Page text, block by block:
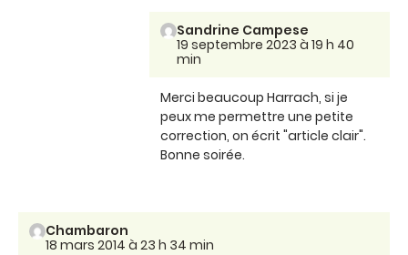
Sandrine Campese
19 septembre 2023 à 19 h 40
min
Merci beaucoup Harrach, si je
peux me permettre une petite
correction, on écrit "article clair".
Bonne soirée.
Chambaron
18 mars 2014 à 23 h 34 min